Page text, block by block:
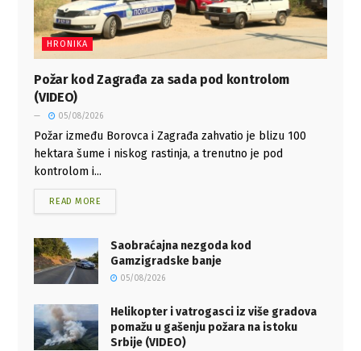
HRONIKA
Požar kod Zagrađa za sada pod kontrolom
(VIDEO)
05/08/2026
Požar između Borovca i Zagrađa zahvatio je blizu 100
hektara šume i niskog rastinja, a trenutno je pod
kontrolom i...
READ MORE
Saobraćajna nezgoda kod
Gamzigradske banje
05/08/2026
Helikopter i vatrogasci iz više gradova
pomažu u gašenju požara na istoku
Srbije (VIDEO)